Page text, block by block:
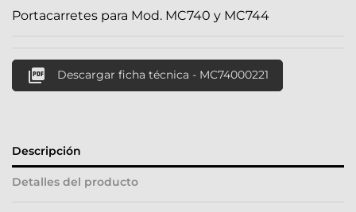
Portacarretes para Mod. MC740 y MC744
 Descargar ficha técnica - MC74000221
Descripción
Detalles del producto